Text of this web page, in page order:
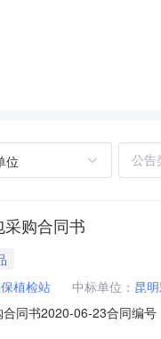
位
购合同书
植检站 中标单位： 昆
同书2020-06-23合同编